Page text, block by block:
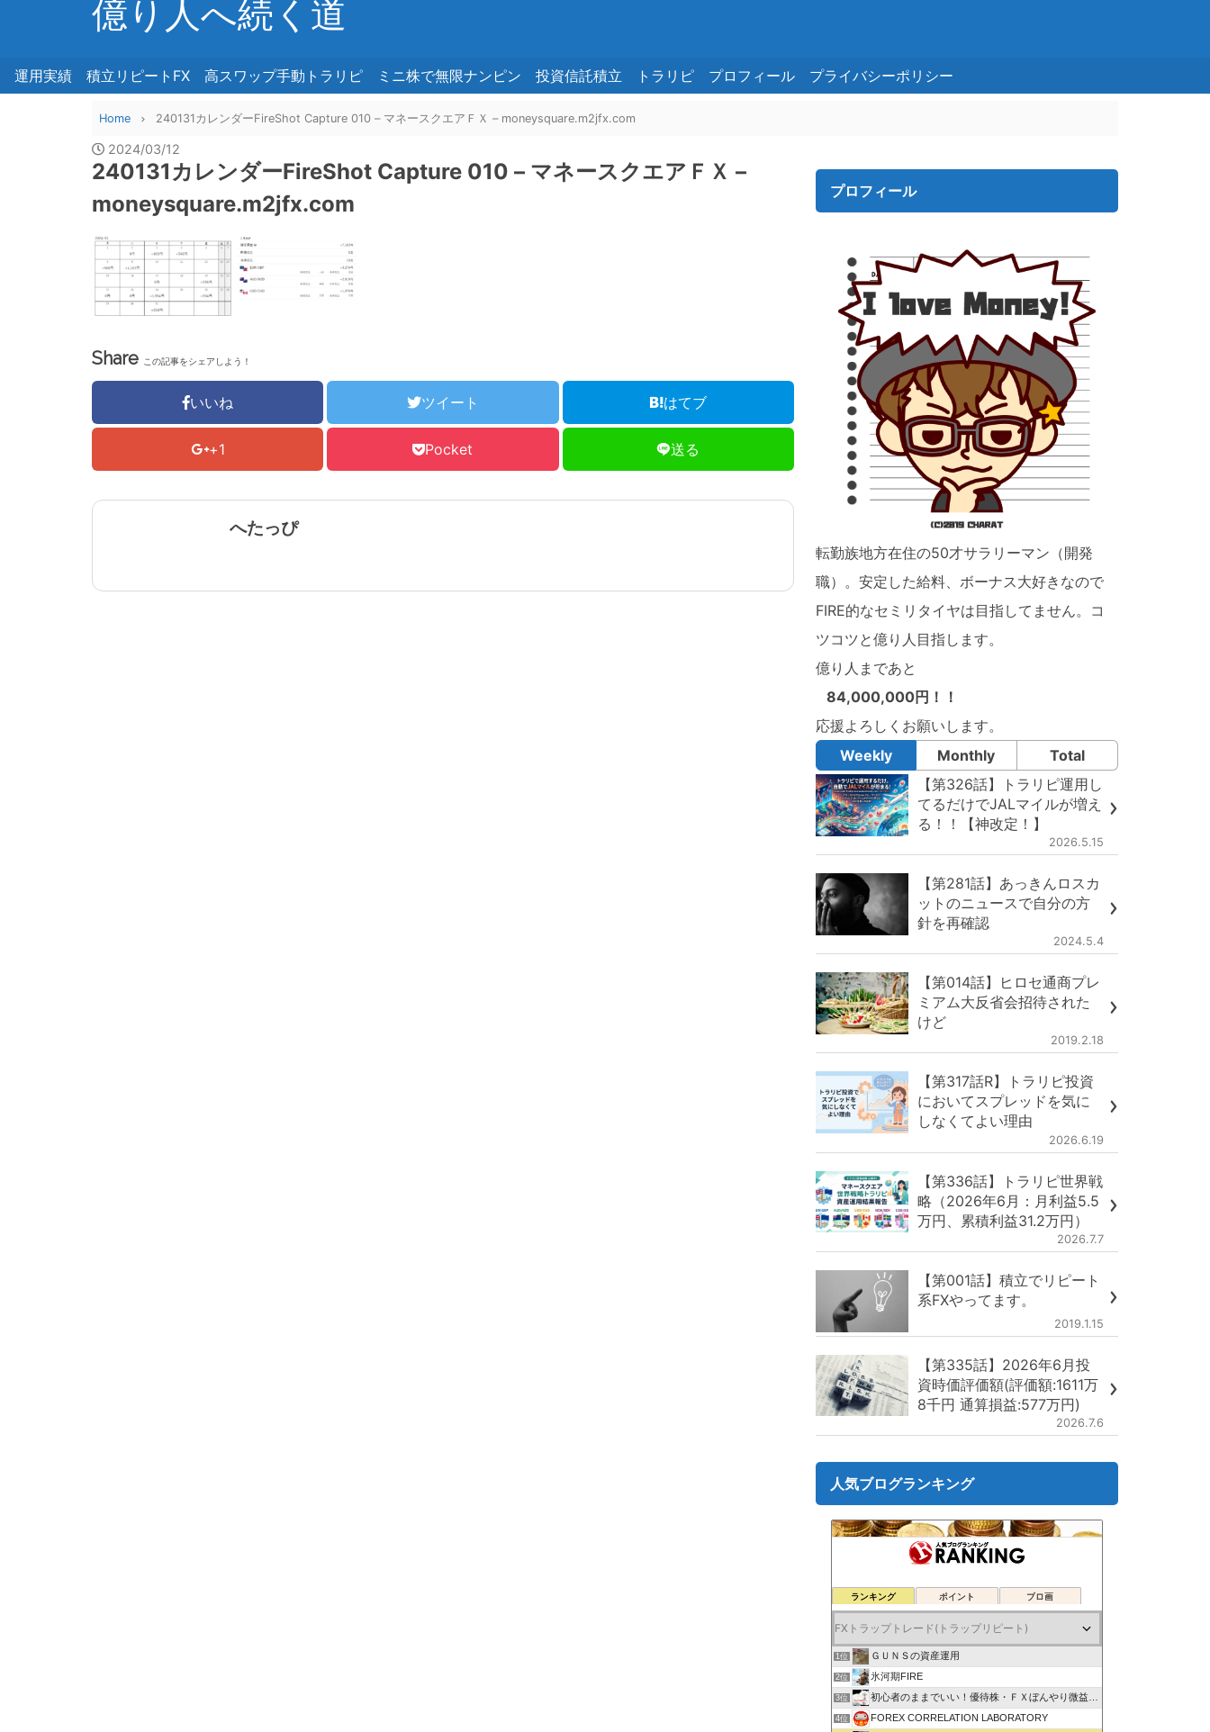
億り人へ続く道
運用実績 積立リピートFX 高スワップ手動トラリピ ミニ株で無限ナンピン 投資信託積立 トラリピ プロフィール プライバシーポリシー
Home 240131カレンダーFireShot Capture 010 – マネースクエアＦＸ – moneysquare.m2jfx.com
2024/03/12
240131カレンダーFireShot Capture 010 – マネースクエアＦＸ –
moneysquare.m2jfx.com
Share この記事をシェアしよう！
いいね ツイート はてブ
+1 Pocket 送る
へたっぴ
プロフィール
転勤族地方在住の50才サラリーマン（開発
職）。安定した給料、ボーナス大好きなので
FIRE的なセミリタイヤは目指してません。コ
ツコツと億り人目指します。
億り人まであと
84,000,000円！！
応援よろしくお願いします。
Weekly
Monthly
Total
【第326話】トラリピ運用し
てるだけでJALマイルが増え
る！！【神改定！】
2026.5.15
【第281話】あっきんロスカ
ットのニュースで自分の方
針を再確認
2024.5.4
【第014話】ヒロセ通商プレ
ミアム大反省会招待された
けど
2019.2.18
【第317話R】トラリピ投資
においてスプレッドを気に
しなくてよい理由
2026.6.19
【第336話】トラリピ世界戦
略（2026年6月：月利益5.5
万円、累積利益31.2万円）
2026.7.7
【第001話】積立でリピート
系FXやってます。
2019.1.15
【第335話】2026年6月投
資時価評価額(評価額:1611万
8千円 通算損益:577万円)
2026.7.6
人気ブログランキング
ランキング ポイント ブロ画
1位 ＧＵＮＳの資産運用
2位 氷河期FIRE
3位 初心者のままでいい！優待株・ＦＸぼんやり微益ブログ
4位 FOREX CORRELATION LABORATORY